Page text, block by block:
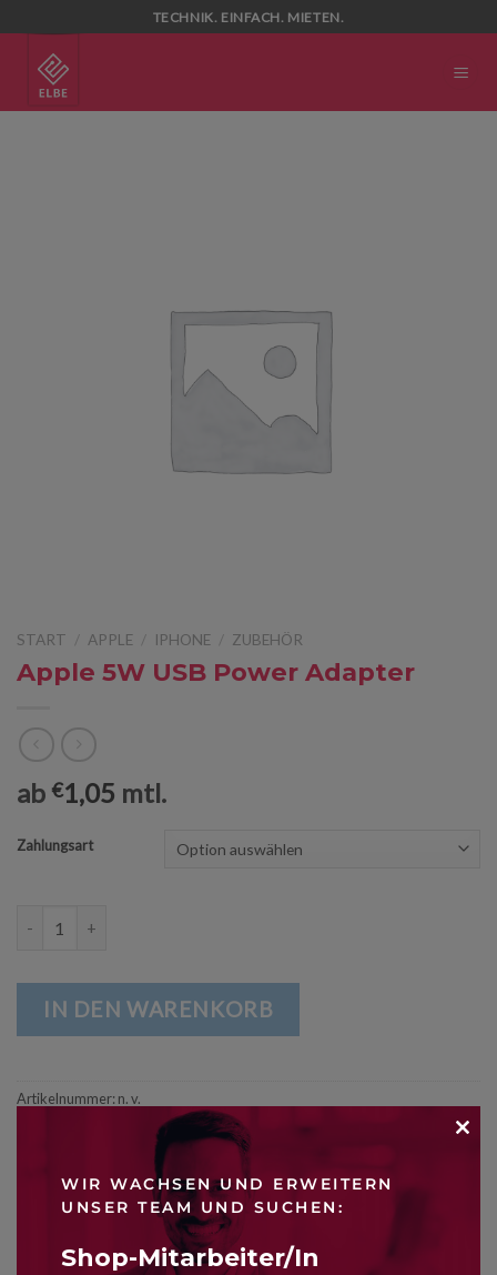
to
content
TECHNIK. EINFACH. MIETEN.
START / APPLE / IPHONE / ZUBEHÖR
Apple 5W USB Power Adapter
ab €1,05 mtl.
Zahlungsart
IN DEN WARENKORB
Artikelnummer: n. v.
WIR WACHSEN UND ERWEITERN
UNSER TEAM UND SUCHEN:
Shop-Mitarbeiter/In